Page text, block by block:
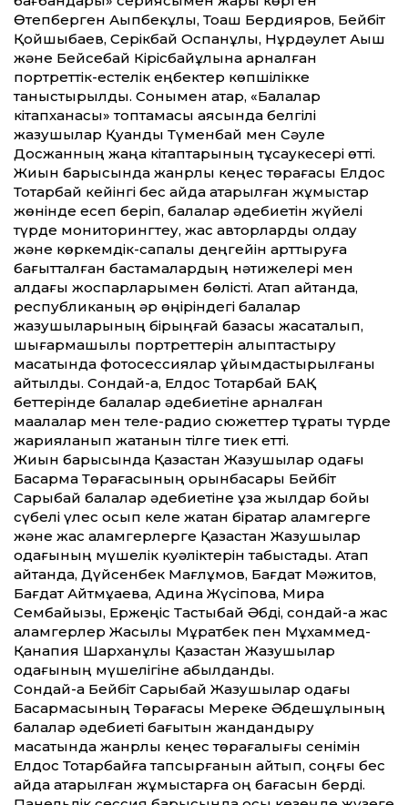
Өтепберген Ақыпбекұлы, Тоқаш Бердияров, Бейбіт
Қойшыбаев, Серікбай Оспанұлы, Нұрдәулет Ақыш
және Бейсебай Кірісбайұлына арналған
портреттік-естелік еңбектер көпшілікке
таныстырылды. Сонымен қатар, «Балалар
кітапханасы» топтамасы аясында белгілі
жазушылар Қуандық Түменбай мен Сәуле
Досжанның жаңа кітаптарының тұсаукесері өтті.
Жиын барысында жанрлық кеңес төрағасы Елдос
Тоқтарбай кейінгі бес айда атқарылған жұмыстар
жөнінде есеп беріп, балалар әдебиетін жүйелі
түрде мониторингтеу, жас авторларды қолдау
және көркемдік-сапалық деңгейін арттыруға
бағытталған бастамалардың нәтижелері мен
алдағы жоспарларымен бөлісті. Атап айтқанда,
республиканың әр өңіріндегі балалар
жазушыларының бірыңғай базасы жасақталып,
шығармашылық портреттерін қалыптастыру
мақсатында фотосессиялар ұйымдастырылғаны
айтылды. Сондай-ақ, Елдос Тоқтарбай БАҚ
беттерінде балалар әдебиетіне арналған
мақалалар мен теле-радио сюжеттер тұрақты түрде
жарияланып жатқанын тілге тиек етті.
Жиын барысында Қазақстан Жазу­шы­лар одағы
Басқарма Төрағасының орынбасары Бейбіт
Сарыбай балалар әдебиетіне ұзақ жылдар бойы
сүбелі үлес қосып келе жатқан бірқатар қаламгерге
және жас қаламгерлерге Қазақстан Жазушылар
одағының мүшелік куәліктерін табыстады. Атап
айтқанда, Дүйсенбек Мағлұмов, Бағдат Мәжитов,
Бағдат Айтмұқаева, Адина Жүсіпова, Мира
Сембайқызы, Ержеңіс Тастыбай Әбді, сондай-ақ жас
қалам­герлер Жақсылық Мұратбек пен Мұхаммед-
Қанапия Шарханұлы Қазақстан Жазушылар
одағының мүшелігіне қабылданды.
Сондай-ақ Бейбіт Сарыбай Жазу­шы­лар одағы
Басқармасының Төрағасы Мереке Әбдешұлының
балалар әдебиеті бағытын жандандыру
мақсатында жанрлық кеңес төрағалығы сенімін
Елдос Тоқтарбайға тапсырғанын айтып, соңғы бес
айда атқа­рылған жұмыстарға оң бағасын берді.